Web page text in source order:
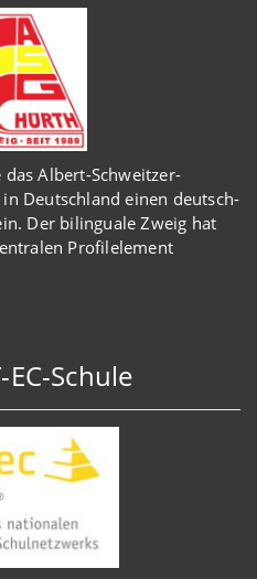
Albert-Schweitzer-
Deutschland einen deutsch-
Der bilinguale Zweig hat
Profilelement
Schule